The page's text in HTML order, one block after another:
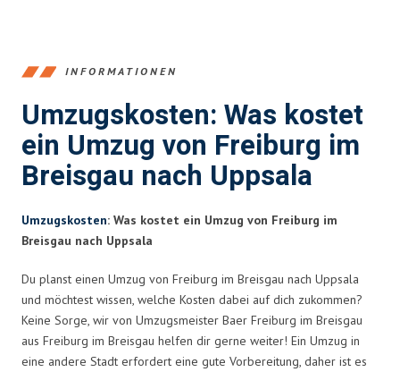
INFORMATIONEN
Umzugskosten: Was kostet
ein Umzug von Freiburg im
Breisgau nach Uppsala
Umzugskosten: Was kostet ein Umzug von Freiburg im
Breisgau nach Uppsala
Du planst einen Umzug von Freiburg im Breisgau nach Uppsala
und möchtest wissen, welche Kosten dabei auf dich zukommen?
Keine Sorge, wir von Umzugsmeister Baer Freiburg im Breisgau
aus Freiburg im Breisgau helfen dir gerne weiter! Ein Umzug in
eine andere Stadt erfordert eine gute Vorbereitung, daher ist es